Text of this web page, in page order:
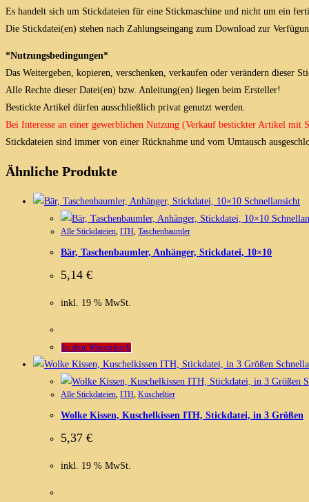
Es handelt sich um Stickdateien für eine Stickmaschine und nicht um ein
Die Stickdatei(en) stehen nach Zahlungseingang zum Download zur
*Nutzungsbedingungen*
Das Weitergeben, kopieren, verschenken, verkaufen oder verändern dieser
Alle Rechte dieser Datei(en) bzw. Anleitung(en) liegen beim Ersteller!
Bestickte Artikel dürfen ausschließlich privat genutzt werden.
Bei Interesse an einer gewerblichen Nutzung (Verkauf bestickter Artikel
Stickdateien sind immer von einer Rücknahme und vom Umtausch
Ähnliche Produkte
Schnellansicht
Alle Stickdateien, ITH, Taschenbaumler
Bär, Taschenbaumler, Anhänger, Stickdatei, 10×10
5,14 €
inkl. 19 % MwSt.
In den Warenkorb
Alle Stickdateien, ITH, Kuscheltier
Wolke Kissen, Kuschelkissen ITH, Stickdatei, in 3 Größen
5,37 €
inkl. 19 % MwSt.